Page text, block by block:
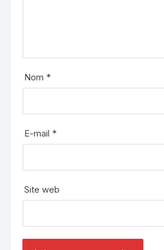
Nom *
E-mail *
Site web